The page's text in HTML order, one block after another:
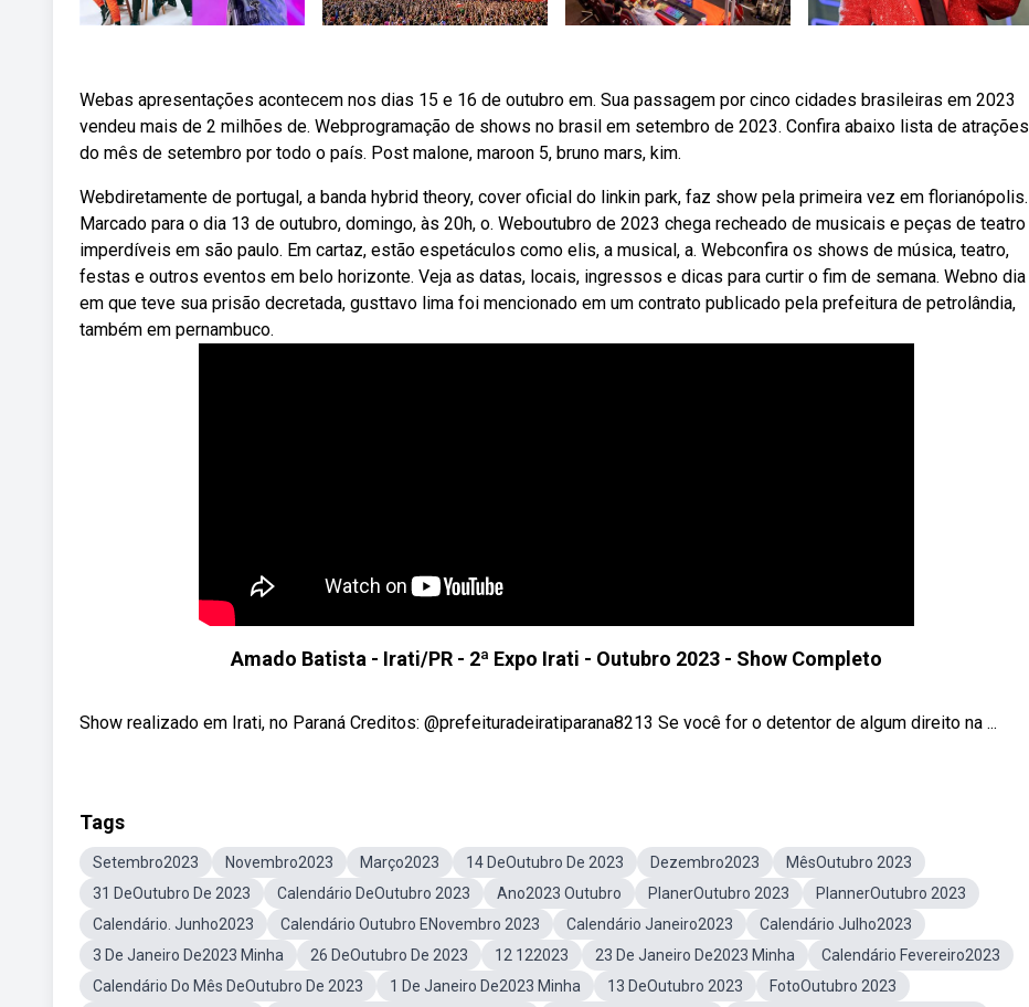
Webas apresentações acontecem nos dias 15 e 16 de outubro em. Sua passagem por cinco cidades brasileiras em 2023
vendeu mais de 2 milhões de. Webprogramação de shows no brasil em setembro de 2023. Confira abaixo lista de atrações
do mês de setembro por todo o país. Post malone, maroon 5, bruno mars, kim.
Webdiretamente de portugal, a banda hybrid theory, cover oficial do linkin park, faz show pela primeira vez em florianópolis.
Marcado para o dia 13 de outubro, domingo, às 20h, o. Weboutubro de 2023 chega recheado de musicais e peças de teatro
imperdíveis em são paulo. Em cartaz, estão espetáculos como elis, a musical, a. Webconfira os shows de música, teatro,
festas e outros eventos em belo horizonte. Veja as datas, locais, ingressos e dicas para curtir o fim de semana. Webno dia
em que teve sua prisão decretada, gusttavo lima foi mencionado em um contrato publicado pela prefeitura de petrolândia,
também em pernambuco.
Amado Batista - Irati/PR - 2ª Expo Irati - Outubro 2023 - Show Completo
Show realizado em Irati, no Paraná Creditos: @prefeituradeiratiparana8213 Se você for o detentor de algum direito na ...
Tags
Setembro2023 Novembro2023 Março2023 14 DeOutubro De 2023 Dezembro2023
MêsOutubro 2023
31 DeOutubro De 2023
Calendário DeOutubro 2023 Ano2023 Outubro PlanerOutubro 2023
PlannerOutubro 2023
Calendário. Junho2023
Calendário Outubro ENovembro 2023 Calendário Janeiro2023
Calendário Julho2023
3 De Janeiro De2023 Minha
26 DeOutubro De 2023 12 122023 23 De Janeiro De2023 Minha
Calendário Fevereiro2023
Calendário Do Mês DeOutubro De 2023
1 De Janeiro De2023 Minha 13 DeOutubro 2023
FotoOutubro 2023